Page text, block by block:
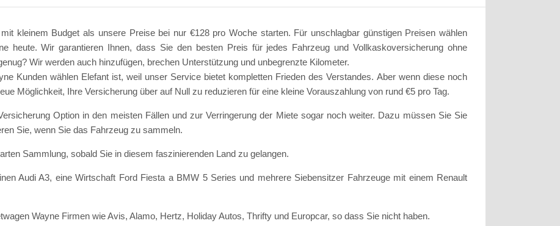
kleinem Budget als unsere Preise bei nur €128 pro Woche starten. Für unschlagbar günstigen Preisen wählen
heute. Wir garantieren Ihnen, dass Sie den besten Preis für jedes Fahrzeug und Vollkaskoversicherung ohne
Wir werden auch hinzufügen, brechen Unterstützung und unbegrenzte Kilometer.
Kunden wählen Elefant ist, weil unser Service bietet kompletten Frieden des Verstandes. Aber wenn diese noch
Möglichkeit, Ihre Versicherung über auf Null zu reduzieren für eine kleine Vorauszahlung von rund €5 pro Tag.
Option in den meisten Fällen und zur Verringerung der Miete sogar noch weiter. Dazu müssen Sie Sie
Sie, wenn Sie das Fahrzeug zu sammeln.
Sammlung, sobald Sie in diesem faszinierenden Land zu gelangen.
Audi A3, eine Wirtschaft Ford Fiesta a BMW 5 Series und mehrere Siebensitzer Fahrzeuge mit einem Renault
Wayne Firmen wie Avis, Alamo, Hertz, Holiday Autos, Thrifty und Europcar, so dass Sie nicht haben.